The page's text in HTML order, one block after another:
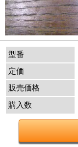
型番
定価
販売価格
購入数